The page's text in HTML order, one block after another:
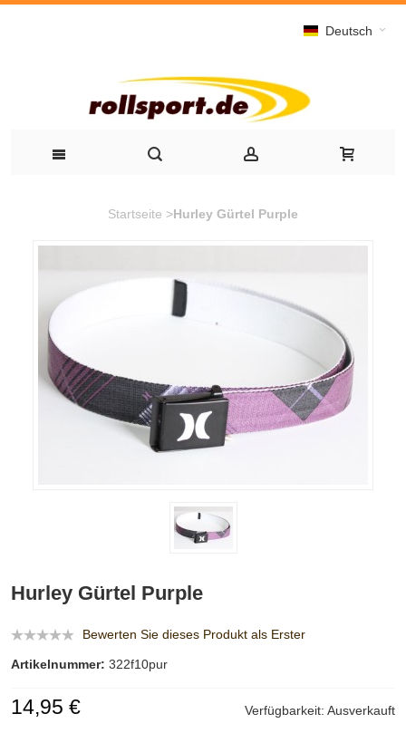
Deutsch
Startseite >Hurley Gürtel Purple
Hurley Gürtel Purple
Bewerten Sie dieses Produkt als Erster
Artikelnummer: 322f10pur
Verfügbarkeit: Ausverkauft
14,95 €